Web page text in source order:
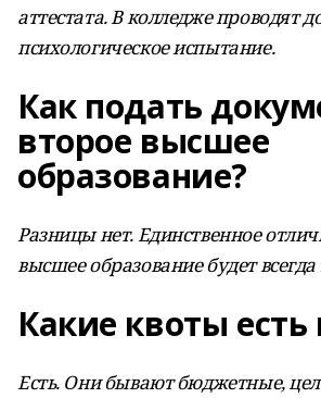
аттестата. В колледже проводят
психологическое испытание.
Как подать
второе высшее
образование?
Разницы нет. Единственное
высшее образование будет
Какие квоты есть
Есть. Они бывают бюджетные,